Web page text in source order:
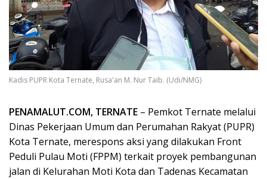
Kadis PUPR Kota Ternate, Rusa'an M. Nur Taib. (Udi/NMG)
PENAMALUT.COM, TERNATE – Pemkot Ternate melalui
Dinas Pekerjaan Umum dan Perumahan Rakyat (PUPR)
Kota Ternate, merespons aksi yang dilakukan Front
Peduli Pulau Moti (FPPM) terkait proyek pembangunan
jalan di Kelurahan Moti Kota dan Tadenas Kecamatan